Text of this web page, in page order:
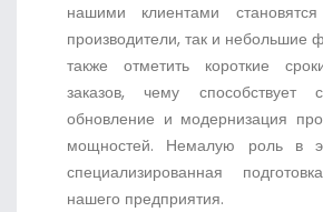
нашими клиентами
производители, так и небольшие
также отметить короткие
заказов, чему способствует
обновление и модернизация
мощностей. Немалую роль в
специализированная
нашего предприятия.